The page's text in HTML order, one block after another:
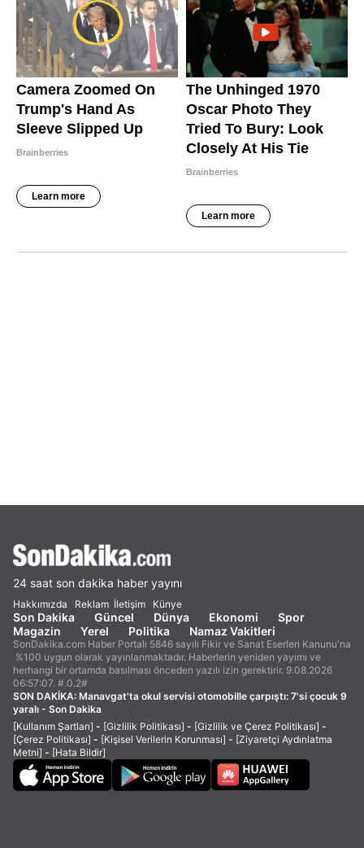
24 saat son dakika haber yayını
Hakkımızda Reklam İletişim Künye
Son Dakika Güncel Dünya Ekonomi
Spor
Magazin
Yerel Politika Namaz Vakitleri
SonDakika.com Haber Portalı 5846 sayılı Fikir ve Sanat Eserleri Kanunu'na
%100 uygun olarak yayınlanmaktadır. Haberlerin yeniden yayımı ve
herhangi bir ortamda basılması önceden yazılı izin gerektirir. 9.08.2026
06:57:07. #.0.2#
SON DAKİKA: Manavgat'ta okul servisi otomobille çarpıştı: 7'si çocuk 9
yaralı - Son Dakika
[Kullanım Şartları] - [Gizlilik Politikası] - [Gizlilik ve Çerez Politikası] -
[Çerez Politikası] - [Kişisel Verilerin Korunması] - [Ziyaretçi Aydınlatma
Metni] - [Hata Bildir]